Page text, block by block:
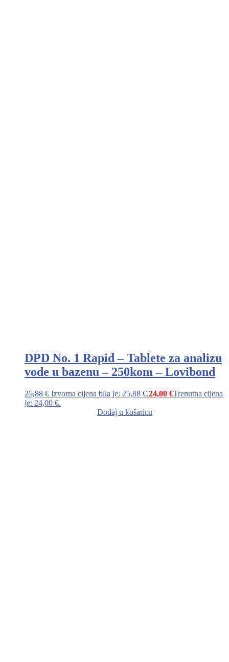
DPD No. 1 Rapid – Tablete za analizu
vode u bazenu – 250kom – Lovibond
25,88€ Izvorna cijena bila je: 25,88 €.24,00 €Trenutna cijena
je: 24,00 €.
Dodaj u košaricu